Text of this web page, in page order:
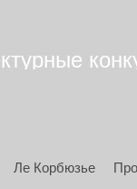
Ле Корбюзье